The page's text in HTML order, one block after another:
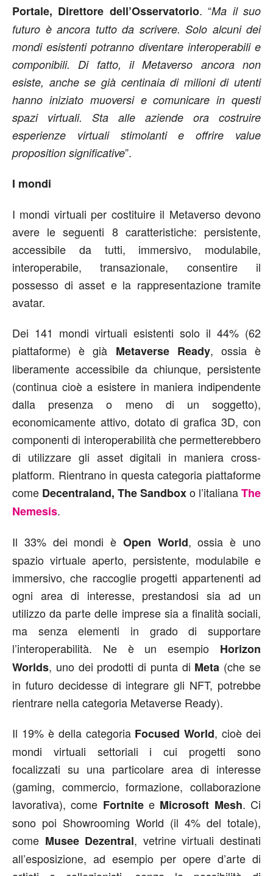
Portale, Direttore dell’Osservatorio. “Ma il suo
futuro è ancora tutto da scrivere. Solo alcuni dei
mondi esistenti potranno diventare interoperabili e
componibili. Di fatto, il Metaverso ancora non
esiste, anche se già centinaia di milioni di utenti
hanno iniziato muoversi e comunicare in questi
spazi virtuali. Sta alle aziende ora costruire
esperienze virtuali stimolanti e offrire value
proposition significative”.
I mondi
I mondi virtuali per costituire il Metaverso devono
avere le seguenti 8 caratteristiche: persistente,
accessibile da tutti, immersivo, modulabile,
interoperabile, transazionale, consentire il
possesso di asset e la rappresentazione tramite
avatar.
Dei 141 mondi virtuali esistenti solo il 44% (62
piattaforme) è già Metaverse Ready, ossia è
liberamente accessibile da chiunque, persistente
(continua cioè a esistere in maniera indipendente
dalla presenza o meno di un soggetto),
economicamente attivo, dotato di grafica 3D, con
componenti di interoperabilità che permetterebbero
di utilizzare gli asset digitali in maniera cross-
platform. Rientrano in questa categoria piattaforme
come Decentraland, The Sandboxo l’italianaThe
Nemesis.
Il 33% dei mondi è Open World, ossia è uno
spazio virtuale aperto, persistente, modulabile e
immersivo, che raccoglie progetti appartenenti ad
ogni area di interesse, prestandosi sia ad un
utilizzo da parte delle imprese sia a finalità sociali,
ma senza elementi in grado di supportare
l’interoperabilità. Ne è un esempio Horizon
Worlds, uno dei prodotti di punta di Meta (che se
in futuro decidesse di integrare gli NFT, potrebbe
rientrare nella categoria Metaverse Ready).
Il 19% è della categoria Focused World, cioè dei
mondi virtuali settoriali i cui progetti sono
focalizzati su una particolare area di interesse
(gaming, commercio, formazione, collaborazione
lavorativa), come Fortnitee Microsoft Mesh. Ci
sono poi Showrooming World (il 4% del totale),
come Musee Dezentral, vetrine virtuali destinati
all’esposizione, ad esempio per opere d’arte di